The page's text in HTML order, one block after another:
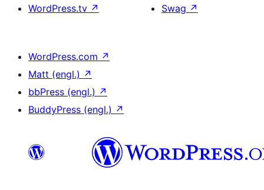
WordPress.tv ↗
Swag ↗
WordPress.com ↗
Matt (engl.) ↗
bbPress (engl.) ↗
BuddyPress (engl.) ↗